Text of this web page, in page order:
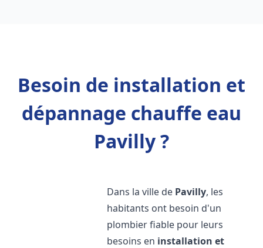
Besoin de installation et
dépannage chauffe eau
Pavilly ?
Dans la ville de Pavilly, les
habitants ont besoin d'un
plombier fiable pour leurs
besoins en installation et